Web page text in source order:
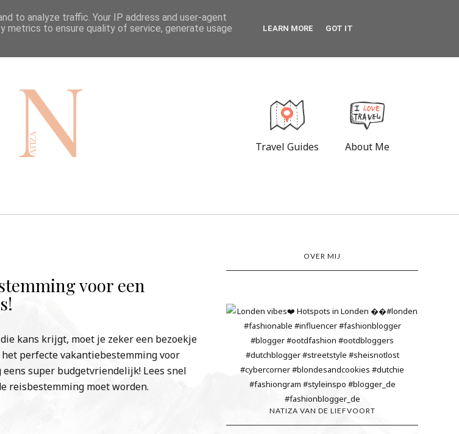
TRAVEL BLOG
Travel Guides About Me
voor een
kans krijgt, moet je zeker een bezoekje
perfecte vakantiebestemming voor
super budgetvriendelijk! Lees snel
reisbestemming moet worden.
OVER MIJ
NATIZA VAN DE LIEFVOORT
to analyze traffic. Your IP address and user-agent
metrics to ensure quality of service, generate usage
LEARN MORE GOT IT